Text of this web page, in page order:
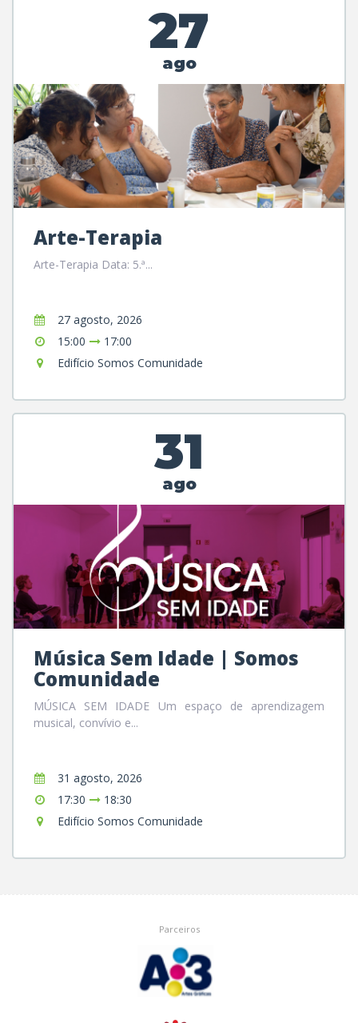
27
ago
Arte-Terapia
Arte-Terapia Data: 5.ª...
27 agosto, 2026
15:00
17:00
Edifício Somos Comunidade
31
ago
Música Sem Idade | Somos
Comunidade
MÚSICA SEM IDADE Um espaço de aprendizagem
musical, convívio e...
31 agosto, 2026
17:30
18:30
Edifício Somos Comunidade
Parceiros